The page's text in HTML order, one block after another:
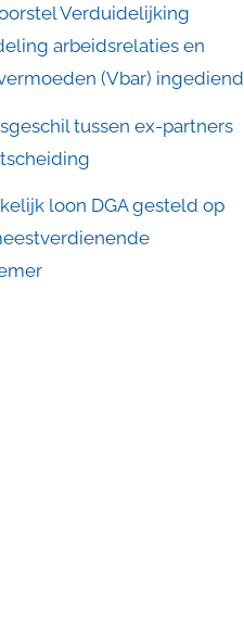
Verduidelijking
arbeidsrelaties en
(Vbar) ingediend
tussen ex-partners
loon DGA gesteld op